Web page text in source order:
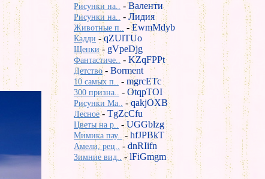
Рисунки на.. -Валенти
Рисунки на.. - Лидия
Животные п.. -EwmMdyb
Кадди -qZUlTUo
Щенки- gVpeDjg
Фантастиче.. - KZqFPPt
Детство- Borment
10 самых п.. - mgrcETc
300 призна.. - OtqpTOI
Рисунки Ma.. -qakjOXB
Лесное- TgZcCfu
Цветы на р.. -UGGblzg
Мимика пау..-hfJPBkT
Амели, рец.. -dnRIifn
Зимние вид.. -lFiGmgm